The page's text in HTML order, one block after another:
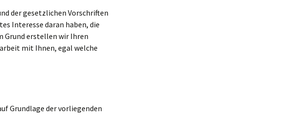
der gesetzlichen Vorschriften
Interesse daran haben, die
Grund erstellen wir Ihren
mit Ihnen, egal welche
Grundlage der vorliegenden